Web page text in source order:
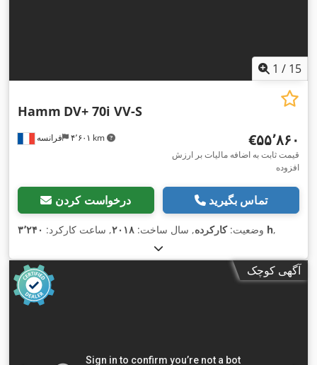
1 / 15
فرانسه ۴٬۶۰۱ km
Hamm DV+ 70i VV-S
‎€۵۵٬۸۶۰
قیمت ثابت به اضافه مالیات بر ارزش
افزوده
درخواست کردن تماس بگیرید
وضعیت:کارکرده, سال ساخت: ۲۰۱۸, ساعت کارکرد: ۳٬۲۴۰ h,
آگهی کوچک